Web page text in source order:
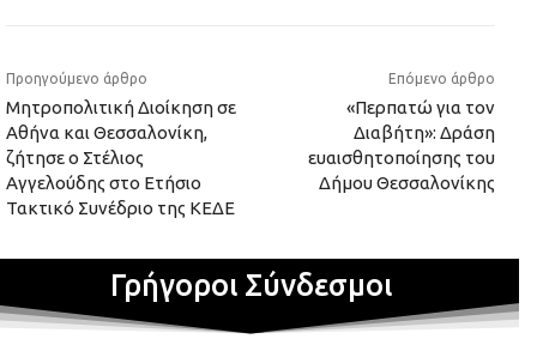
Προηγούμενο άρθρο
Μητροπολιτική Διοίκηση σε
Αθήνα και Θεσσαλονίκη,
ζήτησε ο Στέλιος
Αγγελούδης στο Ετήσιο
Τακτικό Συνέδριο της ΚΕΔΕ
Επόμενο άρθρο
«Περπατώ για τον
Διαβήτη»: Δράση
ευαισθητοποίησης του
Δήμου Θεσσαλονίκης
Γρήγοροι Σύνδεσμοι